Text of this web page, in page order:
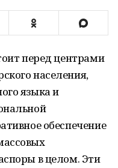
перед центрами
населения,
языка и
обеспечение
в целом. Эти